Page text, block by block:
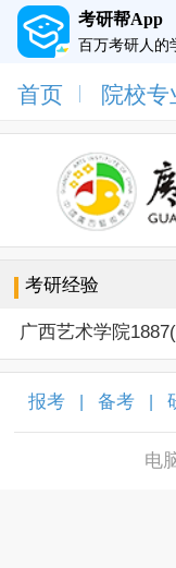
考研帮App
百万考研人的
首页 院校专
考研经验
报考 备考
电